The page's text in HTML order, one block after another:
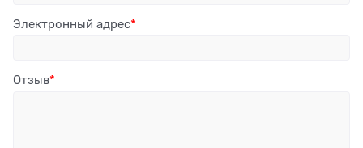
Электронный адрес
Отзыв